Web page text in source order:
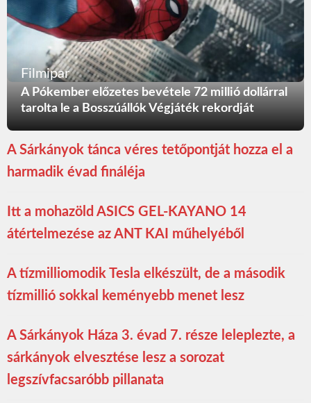
Filmipar
A Pókember előzetes bevétele 72 millió dollárral
tarolta le a Bosszúállók Végjáték rekordját
A Sárkányok tánca véres tetőpontját hozza el a
harmadik évad fináléja
Itt a mohazöld ASICS GEL-KAYANO 14
átértelmezése az ANT KAI műhelyéből
A tízmilliomodik Tesla elkészült, de a második
tízmillió sokkal keményebb menet lesz
A Sárkányok Háza 3. évad 7. része leleplezte, a
sárkányok elvesztése lesz a sorozat
legszívfacsaróbb pillanata